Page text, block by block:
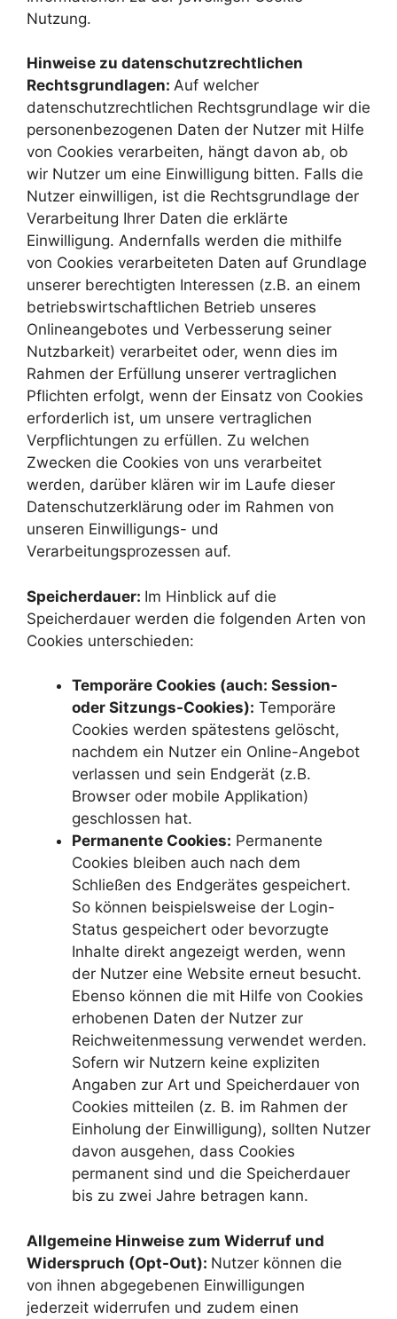
Nutzung.
Hinweise zu datenschutzrechtlichen
Rechtsgrundlagen: Auf welcher
datenschutzrechtlichen Rechtsgrundlage wir die
personenbezogenen Daten der Nutzer mit Hilfe
von Cookies verarbeiten, hängt davon ab, ob
wir Nutzer um eine Einwilligung bitten. Falls die
Nutzer einwilligen, ist die Rechtsgrundlage der
Verarbeitung Ihrer Daten die erklärte
Einwilligung. Andernfalls werden die mithilfe
von Cookies verarbeiteten Daten auf Grundlage
unserer berechtigten Interessen (z.B. an einem
betriebswirtschaftlichen Betrieb unseres
Onlineangebotes und Verbesserung seiner
Nutzbarkeit) verarbeitet oder, wenn dies im
Rahmen der Erfüllung unserer vertraglichen
Pflichten erfolgt, wenn der Einsatz von Cookies
erforderlich ist, um unsere vertraglichen
Verpflichtungen zu erfüllen. Zu welchen
Zwecken die Cookies von uns verarbeitet
werden, darüber klären wir im Laufe dieser
Datenschutzerklärung oder im Rahmen von
unseren Einwilligungs- und
Verarbeitungsprozessen auf.
Speicherdauer: Im Hinblick auf die
Speicherdauer werden die folgenden Arten von
Cookies unterschieden:
Temporäre Cookies (auch: Session-
oder Sitzungs-Cookies): Temporäre
Cookies werden spätestens gelöscht,
nachdem ein Nutzer ein Online-Angebot
verlassen und sein Endgerät (z.B.
Browser oder mobile Applikation)
geschlossen hat.
Permanente Cookies: Permanente
Cookies bleiben auch nach dem
Schließen des Endgerätes gespeichert.
So können beispielsweise der Login-
Status gespeichert oder bevorzugte
Inhalte direkt angezeigt werden, wenn
der Nutzer eine Website erneut besucht.
Ebenso können die mit Hilfe von Cookies
erhobenen Daten der Nutzer zur
Reichweitenmessung verwendet werden.
Sofern wir Nutzern keine expliziten
Angaben zur Art und Speicherdauer von
Cookies mitteilen (z. B. im Rahmen der
Einholung der Einwilligung), sollten Nutzer
davon ausgehen, dass Cookies
permanent sind und die Speicherdauer
bis zu zwei Jahre betragen kann.
Allgemeine Hinweise zum Widerruf und
Widerspruch (Opt-Out): Nutzer können die
von ihnen abgegebenen Einwilligungen
jederzeit widerrufen und zudem einen